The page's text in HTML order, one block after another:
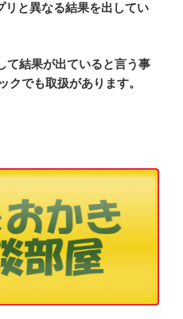
リと異なる結果を出してい
て結果が出ていると言う事
でも取扱があります。